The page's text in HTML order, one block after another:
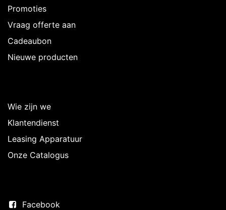
Promoties
Vraag offerte aan
Cadeaubon
Nieuwe producten
Wie zijn we
Klantendienst
Leasing Apparatuur
Onze Catalogus
Facebook